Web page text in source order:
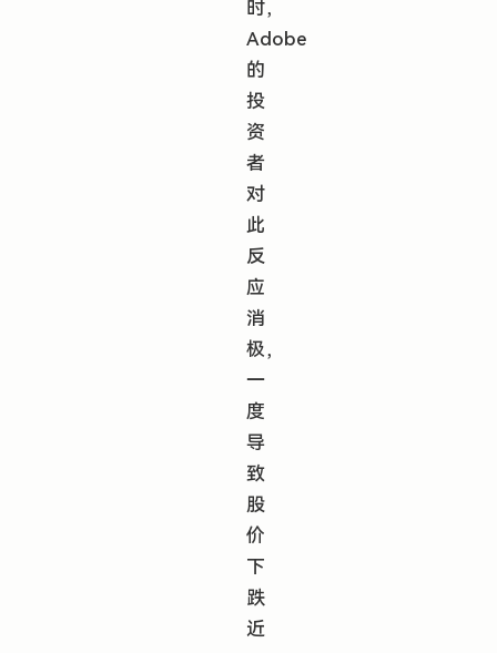
时，
Adobe
的
投
资
者
对
此
反
应
消
极，
一
度
导
致
股
价
下
跌
近